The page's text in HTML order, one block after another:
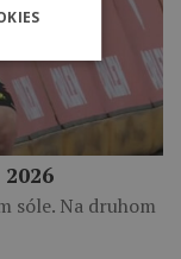
sóle. Na druhom